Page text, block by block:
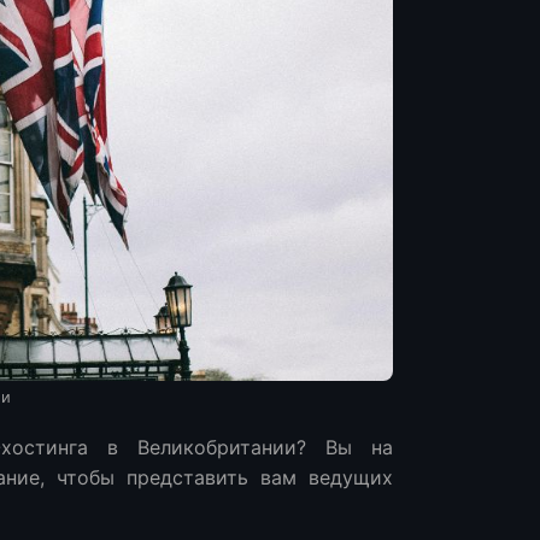
в Великобритании? Вы на
чтобы представить вам ведущих